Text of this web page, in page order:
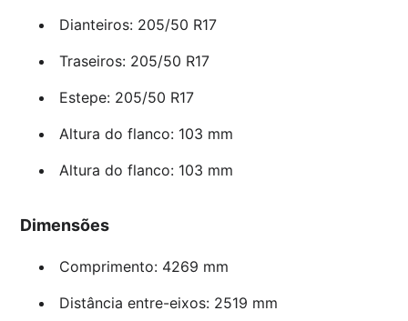
Dianteiros: 205/50 R17
Traseiros: 205/50 R17
Estepe: 205/50 R17
Altura do flanco: 103 mm
Altura do flanco: 103 mm
Dimensões
Comprimento: 4269 mm
Distância entre-eixos: 2519 mm